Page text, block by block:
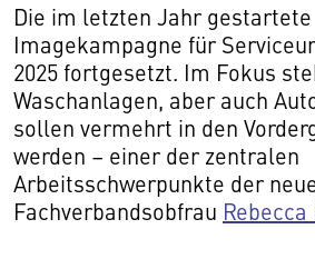
Die im letzten Jahr gestartete
Imagekampagne für
2025 fortgesetzt. Im Fokus
Waschanlagen, aber auch
sollen vermehrt in den
werden – einer der zentralen
Arbeitsschwerpunkte der
Fachverbandsobfrau